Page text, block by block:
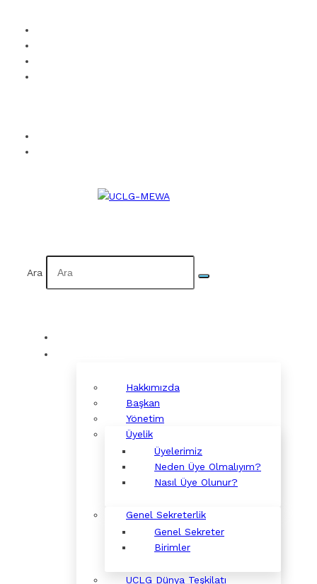
Ara
Hakkımızda
Başkan
Yönetim
Üyelik
Üyelerimiz
Neden Üye Olmalıyım?
Nasıl Üye Olunur?
Genel Sekreterlik
Genel Sekreter
Birimler
UCLG Dünya Teşkilatı